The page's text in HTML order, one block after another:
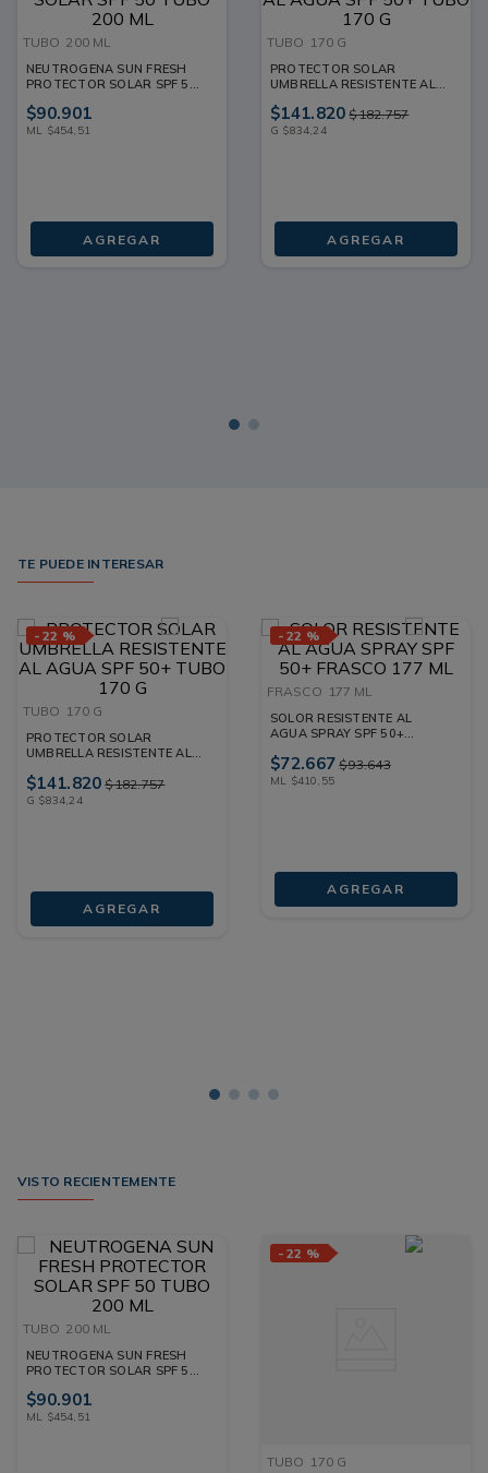
TUBO 200 ML
NEUTROGENA SUN FRESH
PROTECTOR SOLAR SPF 50
$90.901
ML $454, 51
AGREGAR
TUBO 170 G
PROTECTOR SOLAR
UMBRELLA RESISTENTE AL
$141.820 $182.757
G $834,24
AGREGAR
TE PUEDE INTERESAR
- 22 %
TUBO 170 G
PROTECTOR SOLAR
UMBRELLA RESISTENTE AL
$141.820 $182.757
G $834,24
AGREGAR
- 22 %
FRASCO 177 ML
SOLOR RESISTENTE AL
AGUA SPRAY SPF 50+
$72.667 $93.643
ML $410, 55
AGREGAR
VISTO RECIENTEMENTE
TUBO 200 ML
NEUTROGENA SUN FRESH
PROTECTOR SOLAR SPF 50
$90.901
ML $454, 51
- 22 %
TUBO 170 G